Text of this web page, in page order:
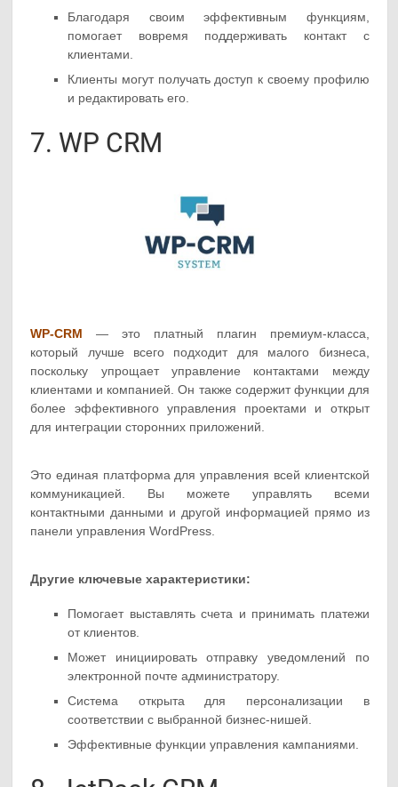
Благодаря своим эффективным функциям,
помогает вовремя поддерживать контакт с
клиентами.
Клиенты могут получать доступ к своему профилю
и редактировать его.
7. WP CRM
WP-CRM — это платный плагин премиум-класса,
который лучше всего подходит для малого бизнеса,
поскольку упрощает управление контактами между
клиентами и компанией. Он также содержит функции для
более эффективного управления проектами и открыт
для интеграции сторонних приложений.
Это единая платформа для управления всей клиентской
коммуникацией. Вы можете управлять всеми
контактными данными и другой информацией прямо из
панели управления WordPress.
Другие ключевые характеристики:
Помогает выставлять счета и принимать платежи
от клиентов.
Может инициировать отправку уведомлений по
электронной почте администратору.
Система открыта для персонализации в
соответствии с выбранной бизнес-нишей.
Эффективные функции управления кампаниями.